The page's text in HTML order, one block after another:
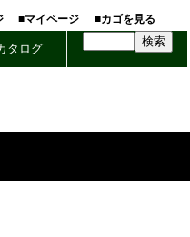
■マイページ ■カゴを見る
タログ